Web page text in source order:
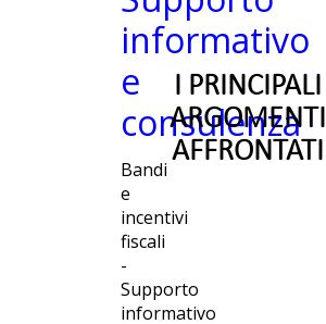
informativo
e
consulenza
Bandi
e
incentivi
fiscali
-
Supporto
informativo
I PRINCIPALI
ARGOMENTI
AFFRONTATI